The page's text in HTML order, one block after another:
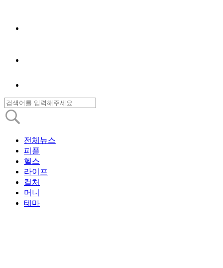
전체뉴스
피플
헬스
라이프
컬처
머니
테마